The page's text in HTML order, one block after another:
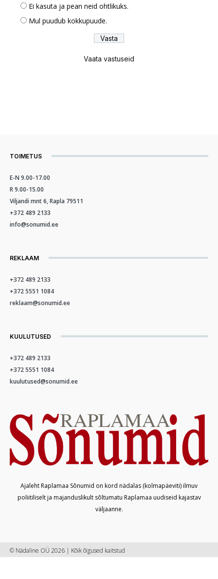
Ei kasuta ja pean neid ohtlikuks.
Mul puudub kokkupuude.
Vaata vastuseid
TOIMETUS
E-N 9.00-17.00
R 9.00-15.00
Viljandi mnt 6, Rapla 79511
+372 489 2133
info@sonumid.ee
REKLAAM
+372 489 2133
+372 5551 1084
reklaam@sonumid.ee
KUULUTUSED
+372 489 2133
+372 5551 1084
kuulutused@sonumid.ee
Ajaleht Raplamaa Sõnumid on kord nädalas (kolmapäeviti) ilmuv
poliitiliselt ja majanduslikult sõltumatu Raplamaa uudiseid kajastav
väljaanne.
© Nädaline OÜ 2026 | Kõik õigused kaitstud